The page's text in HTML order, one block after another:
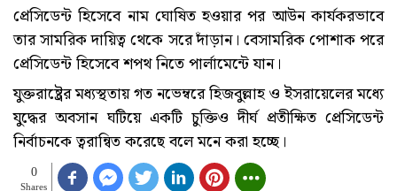
প্রেসিডেন্ট হিসেবে নাম ঘোষিত হওয়ার পর আউন কার্যকরভাবে
তার সামরিক দায়িত্ব থেকে সরে দাঁড়ান। বেসামরিক পোশাক পরে
প্রেসিডেন্ট হিসেবে শপথ নিতে পার্লামেন্টে যান।
যুক্তরাষ্ট্রের মধ্যস্থতায় গত নভেম্বরে হিজবুল্লাহ ও ইসরায়েলের মধ্যে
যুদ্ধের অবসান ঘটিয়ে একটি চুক্তিও দীর্ঘ প্রতীক্ষিত প্রেসিডেন্ট
নির্বাচনকে ত্বরান্বিত করেছে বলে মনে করা হচ্ছে।
0
Shares